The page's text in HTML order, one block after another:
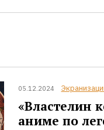
05.12.2024
«Властелин
аниме по